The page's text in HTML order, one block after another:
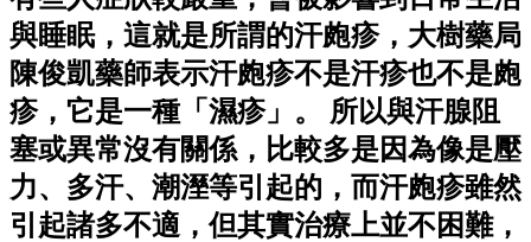
與睡眠，這就是所謂的汗皰疹，大樹藥局
陳俊凱藥師表示汗皰疹不是汗疹也不是皰
疹，它是一種「濕疹」。 所以與汗腺阻
塞或異常沒有關係，比較多是因為像是壓
力、多汗、潮溼等引起的，而汗皰疹雖然
引起諸多不適，但其實治療上並不困難，